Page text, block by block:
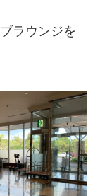
ラウンジを